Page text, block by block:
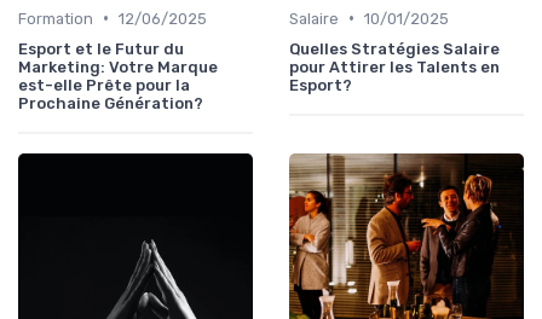
Formation • 12/06/2025
Esport et le Futur du
Marketing: Votre Marque
est-elle Prête pour la
Prochaine Génération?
Salaire • 10/01/2025
Quelles Stratégies Salaire
pour Attirer les Talents en
Esport?